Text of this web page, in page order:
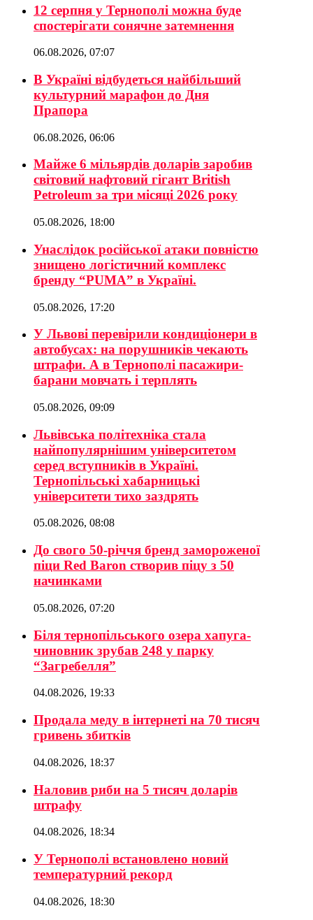
12 серпня у Тернополі можна буде
спостерігати сонячне затемнення
06.08.2026, 07:07
В Україні відбудеться найбільший
культурний марафон до Дня
Прапора
06.08.2026, 06:06
Майже 6 мільярдів доларів заробив
світовий нафтовий гігант British
Petroleum за три місяці 2026 року
05.08.2026, 18:00
Унаслідок російської атаки повністю
знищено логістичний комплекс
бренду “PUMA” в Україні.
05.08.2026, 17:20
У Львові перевірили кондиціонери в
автобусах: на порушників чекають
штрафи. А в Тернополі пасажири-
барани мовчать і терплять
05.08.2026, 09:09
Львівська політехніка стала
найпопулярнішим університетом
серед вступників в Україні.
Тернопільські хабарницькі
університети тихо заздрять
05.08.2026, 08:08
До свого 50-річчя бренд замороженої
піци Red Baron створив піцу з 50
начинками
05.08.2026, 07:20
Біля тернопільського озера хапуга-
чиновник зрубав 248 у парку
“Загребелля”
04.08.2026, 19:33
Продала меду в інтернеті на 70 тисяч
гривень збитків
04.08.2026, 18:37
Наловив риби на 5 тисяч доларів
штрафу
04.08.2026, 18:34
У Тернополі встановлено новий
температурний рекорд
04.08.2026, 18:30